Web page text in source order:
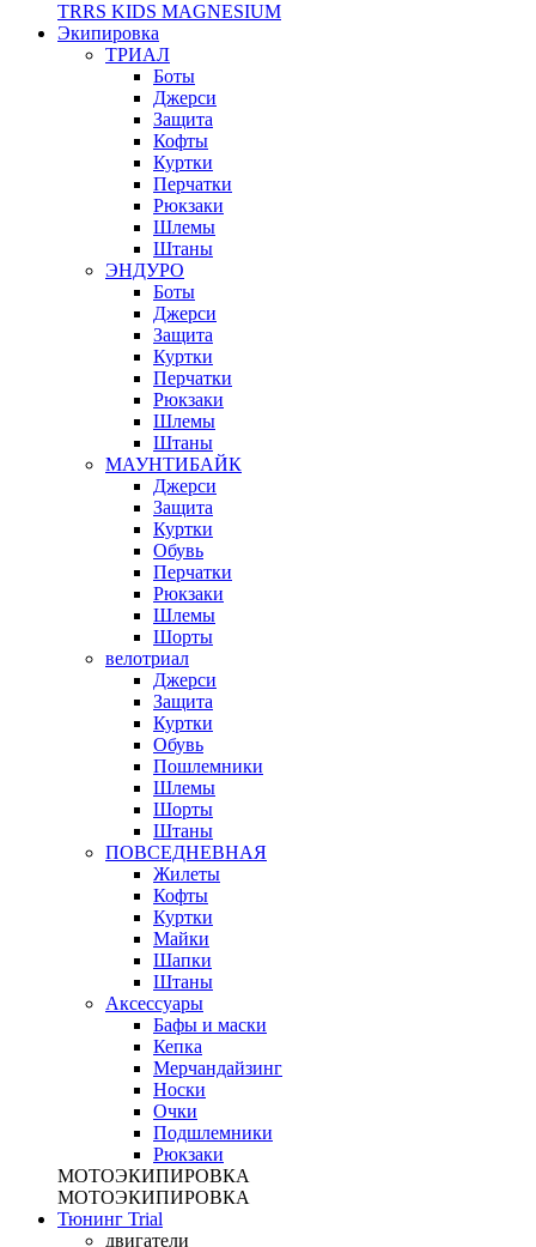
TRRS KIDS MAGNESIUM
Экипировка
ТРИАЛ
Боты
Джерси
Защита
Кофты
Куртки
Перчатки
Рюкзаки
Шлемы
Штаны
ЭНДУРО
Боты
Джерси
Защита
Куртки
Перчатки
Рюкзаки
Шлемы
Штаны
МАУНТИБАЙК
Джерси
Защита
Куртки
Обувь
Перчатки
Рюкзаки
Шлемы
Шорты
велотриал
Джерси
Защита
Куртки
Обувь
Пошлемники
Шлемы
Шорты
Штаны
ПОВСЕДНЕВНАЯ
Жилеты
Кофты
Куртки
Майки
Шапки
Штаны
Аксессуары
Бафы и маски
Кепка
Мерчандайзинг
Носки
Очки
Подшлемники
Рюкзаки
МОТОЭКИПИРОВКА
МОТОЭКИПИРОВКА
Тюнинг Trial
двигатели